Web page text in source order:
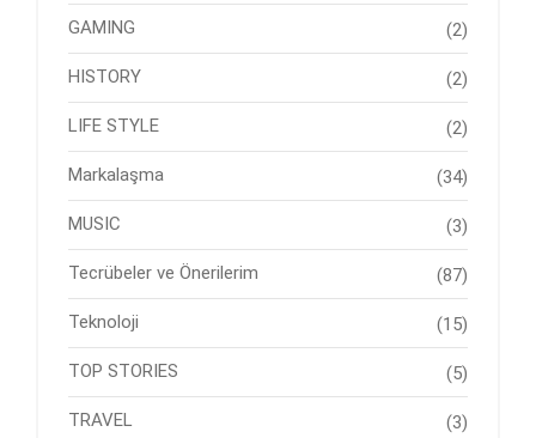
GAMING (2)
HISTORY (2)
LIFE STYLE (2)
Markalaşma (34)
MUSIC (3)
Tecrübeler ve Önerilerim (87)
Teknoloji (15)
TOP STORIES (5)
TRAVEL (3)